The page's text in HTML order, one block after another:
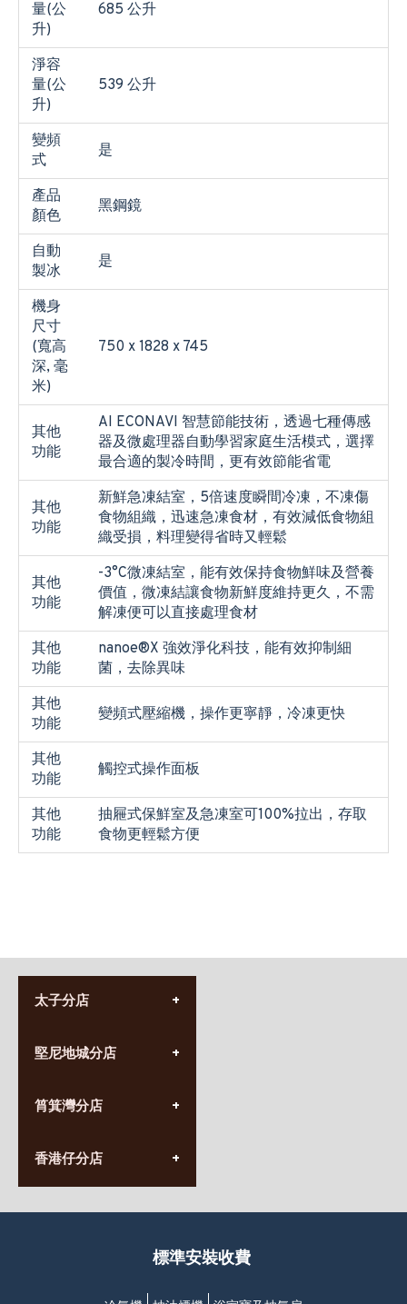
量(公
升)
685 公升
淨容
量(公
升)
539 公升
變頻
式
是
產品
顏色
黑鋼鏡
自動
製冰
是
機身
尺寸
(寬高
深, 毫
米)
750 x 1828 x 745
其他
功能
AI ECONAVI 智慧節能技術，透過七種傳感
器及微處理器自動學習家庭生活模式，選擇
最合適的製冷時間，更有效節能省電
其他
功能
新鮮急凍結室，5倍速度瞬間冷凍，不凍傷
食物組織，迅速急凍食材，有效減低食物組
織受損，料理變得省時又輕鬆
其他
功能
-3°C微凍結室，能有效保持食物鮮味及營養
價值，微凍結讓食物新鮮度維持更久，不需
解凍便可以直接處理食材
其他
功能
nanoe®X 強效淨化科技，能有效抑制細
菌，去除異味
其他
功能
變頻式壓縮機，操作更寧靜，冷凍更快
其他
功能
觸控式操作面板
其他
功能
抽屜式保鮮室及急凍室可100%拉出，存取
食物更輕鬆方便
太子分店
營業時間:
九龍太子太子道西141號
堅尼地城分店
營業時間:
香港堅尼地城卑路乍街
(堅尼地城地鐵站B出口)
筲箕灣分店
營業時間:
(10:00am-20:30pm)
香港仔分店
營業時間:
香港香港仔成都道20-28號
(黃竹坑地鐵站轉4M專線小巴)
標準安裝收費